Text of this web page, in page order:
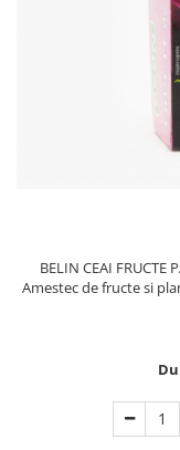
Odorizante cameră/
Detergenți și
BELIN CEAI
Amestec de fructe si